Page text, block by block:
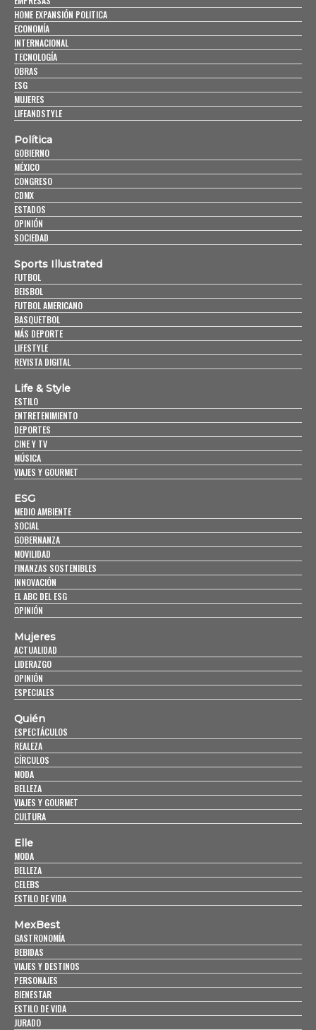
HOME EXPANSIÓN POLITICA
ECONOMÍA
INTERNACIONAL
TECNOLOGÍA
OBRAS
ESG
MUJERES
LIFEANDSTYLE
Política
GOBIERNO
MÉXICO
CONGRESO
CDMX
ESTADOS
OPINIÓN
SOCIEDAD
Sports Illustrated
FUTBOL
BEISBOL
FUTBOL AMERICANO
BASQUETBOL
MÁS DEPORTE
LIFESTYLE
REVISTA DIGITAL
Life & Style
ESTILO
ENTRETENIMIENTO
DEPORTES
CINE Y TV
MÚSICA
VIAJES Y GOURMET
ESG
MEDIO AMBIENTE
SOCIAL
GOBERNANZA
MOVILIDAD
FINANZAS SOSTENIBLES
INNOVACIÓN
EL ABC DEL ESG
OPINIÓN
Mujeres
ACTUALIDAD
LIDERAZGO
OPINIÓN
ESPECIALES
Quién
ESPECTÁCULOS
REALEZA
CÍRCULOS
MODA
BELLEZA
VIAJES Y GOURMET
CULTURA
Elle
MODA
BELLEZA
CELEBS
ESTILO DE VIDA
MexBest
GASTRONOMÍA
BEBIDAS
VIAJES Y DESTINOS
PERSONAJES
BIENESTAR
ESTILO DE VIDA
JURADO